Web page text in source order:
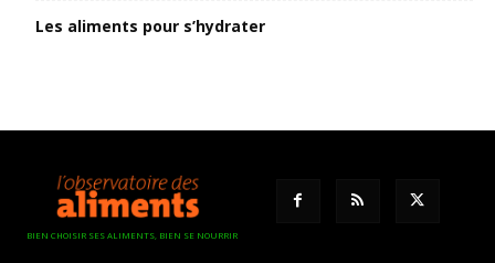
Les aliments pour s’hydrater
BIEN CHOISIR SES ALIMENTS, BIEN SE NOURRIR